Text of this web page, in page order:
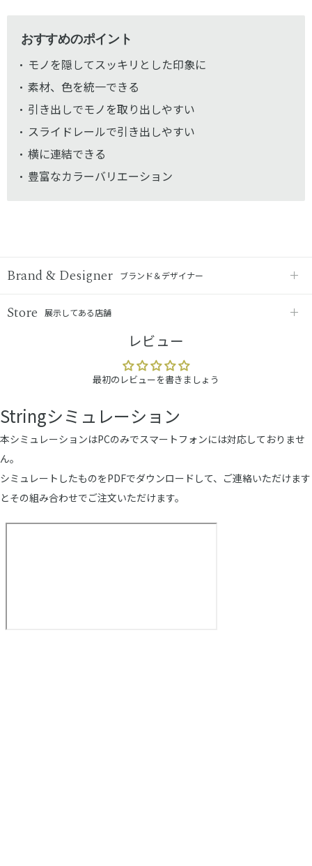
おすすめのポイント
モノを隠してスッキリとした印象に
素材、色を統一できる
引き出しでモノを取り出しやすい
スライドレールで引き出しやすい
横に連結できる
豊富なカラーバリエーション
Brand & Designer ブランド＆デザイナー
Store 展示してある店舗
レビュー
最初のレビューを書きましょう
Stringシミュレーション
本シミュレーションはPCのみでスマートフォンには対応しておりませ
ん。
シミュレートしたものをPDFでダウンロードして、ご連絡いただけます
とその組み合わせでご注文いただけます。